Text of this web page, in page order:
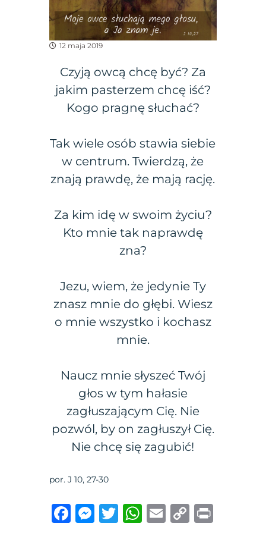
12 maja 2019
Czyją owcą chcę być? Za
jakim pasterzem chcę iść?
Kogo pragnę słuchać?
Tak wiele osób stawia siebie
w centrum. Twierdzą, że
znają prawdę, że mają rację.
Za kim idę w swoim życiu?
Kto mnie tak naprawdę
zna?
Jezu, wiem, że jedynie Ty
znasz mnie do głębi. Wiesz
o mnie wszystko i kochasz
mnie.
Naucz mnie słyszeć Twój
głos w tym hałasie
zagłuszającym Cię. Nie
pozwól, by on zagłuszył Cię.
Nie chcę się zagubić!
por. J 10, 27-30
F
M T
W E
C